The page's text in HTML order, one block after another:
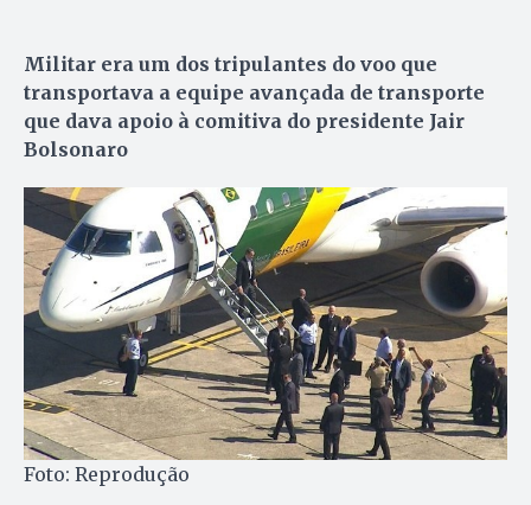
Militar era um dos tripulantes do voo que
transportava a equipe avançada de transporte
que dava apoio à comitiva do presidente Jair
Bolsonaro
Foto: Reprodução